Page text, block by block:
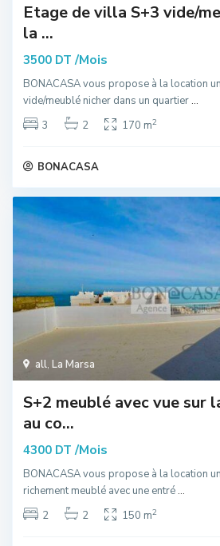
Etage de villa S+3 vide/
la ...
3500 DT /Mois
BONACASA vous propose à la location
vide/meublé nicher dans un quartier...
3
2 170 m2
BONACASA
all, La Marsa
S+2 meublé avec vue sur
au co...
4300 DT /Mois
BONACASA vous propose à la location
richement meublé avec une entré...
2
2 150 m2